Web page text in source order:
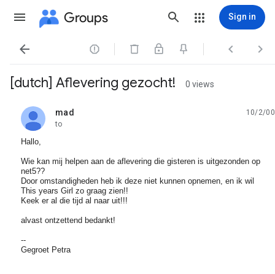
Groups Sign in
   
[dutch] Aflevering gezocht! 0 views
mad
unread,
10/2/00
to
Hallo,
Wie kan mij helpen aan de aflevering die gisteren is uitgezonden op
net5??
Door omstandigheden heb ik deze niet kunnen opnemen, en ik wil
This years Girl zo graag zien!!
Keek er al die tijd al naar uit!!!
alvast ontzettend bedankt!
--
Gegroet Petra